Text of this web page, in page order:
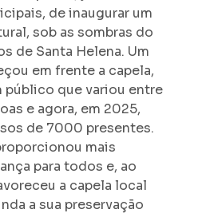
de inaugurar um
sob as sombras do
de Santa Helena. Um
em frente a capela,
público que variou entre
e agora, em 2025,
de 7000 presentes.
mais
para todos e, ao
a capela local
a sua preservação